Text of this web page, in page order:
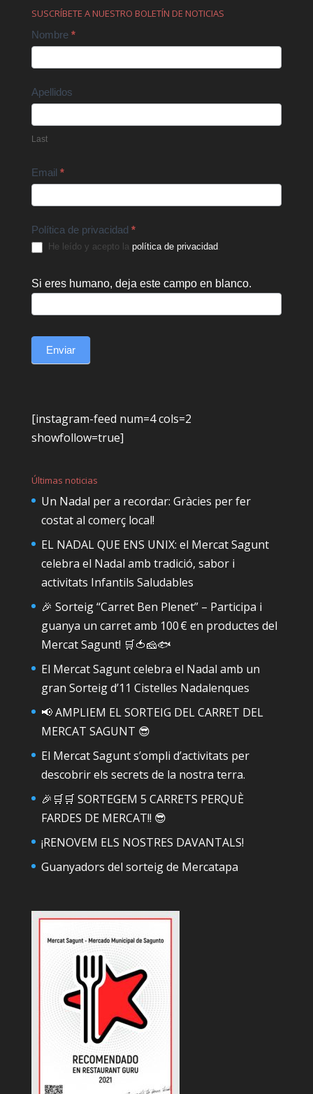
SUSCRÍBETE A NUESTRO BOLETÍN DE NOTICIAS
Contact
Nombre *
Apellidos
Last
Email *
Política de privacidad *
He leído y acepto la política de privacidad.
Si eres humano, deja este campo en blanco.
Enviar
[instagram-feed num=4 cols=2
showfollow=true]
Últimas noticias
Un Nadal per a recordar: Gràcies per fer
costat al comerç local!
EL NADAL QUE ENS UNIX: el Mercat Sagunt
celebra el Nadal amb tradició, sabor i
activitats Infantils Saludables
🎉 Sorteig “Carret Ben Plenet” – Participa i
guanya un carret amb 100 € en productes del
Mercat Sagunt! 🛒🍅🧀🐟
El Mercat Sagunt celebra el Nadal amb un
gran Sorteig d’11 Cistelles Nadalenques
📢 AMPLIEM EL SORTEIG DEL CARRET DEL
MERCAT SAGUNT 😎
El Mercat Sagunt s’ompli d’activitats per
descobrir els secrets de la nostra terra.
🎉🛒🛒 SORTEGEM 5 CARRETS PERQUÈ
FARDES DE MERCAT!! 😎
¡RENOVEM ELS NOSTRES DAVANTALS!
Guanyadors del sorteig de Mercatapa